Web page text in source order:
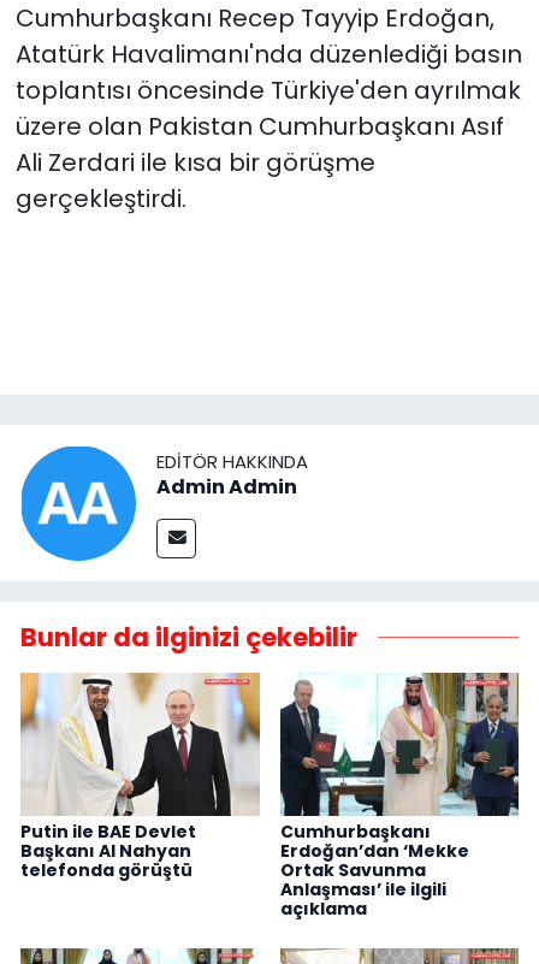
Cumhurbaşkanı Recep Tayyip Erdoğan,
Atatürk Havalimanı'nda düzenlediği basın
toplantısı öncesinde Türkiye'den ayrılmak
üzere olan Pakistan Cumhurbaşkanı Asıf
Ali Zerdari ile kısa bir görüşme
gerçekleştirdi.
EDITÖR HAKKINDA
Admin Admin
Bunlar da ilginizi çekebilir
Putin ile BAE Devlet
Başkanı Al Nahyan
telefonda görüştü
Cumhurbaşkanı
Erdoğan’dan ‘Mekke
Ortak Savunma
Anlaşması’ ile ilgili
açıklama